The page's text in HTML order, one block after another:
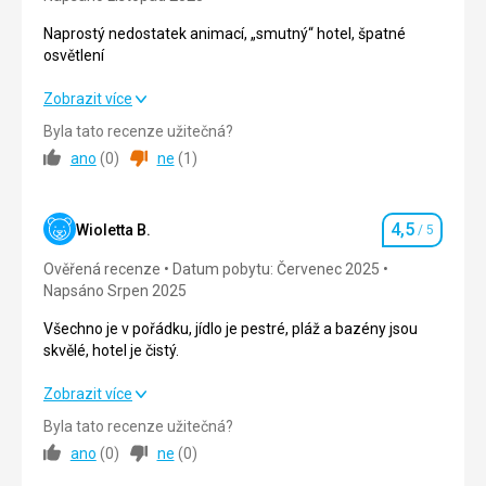
Nemohli jsme požádat o něco, co by nebylo.
Tato recenze byla přeložena automaticky přes
Google Translate
Naprostý nedostatek animací, „smutný“ hotel, špatné
osvětlení
Naprostý nedostatek animací, „smutný“ hotel, špatné
osvětlení
Strava
Okolí 4,0/ 5
Služby
Cena 3,0
Pláž
Pláž je blízko, čistá, pěkná
Strava
Zobrazit více
Byla tato recenze užitečná?
ano (0) ne (1 )
Wioletta B. Hodnocení
4,5 / 5
Ověřená recenze
Datum pobytu: Červenec 2025
Napsáno Srpen 2025
Všechno je v pořádku, jídlo je pestré, pláž a bazény jsou
skvělé, hotel je čistý.
Všechno je v pořádku, jídlo je pestré, pláž a bazény jsou
skvělé, hotel je čistý.
Strava
Zobrazit více
Byla tato recenze užitečná?
ano (0) ne (0)